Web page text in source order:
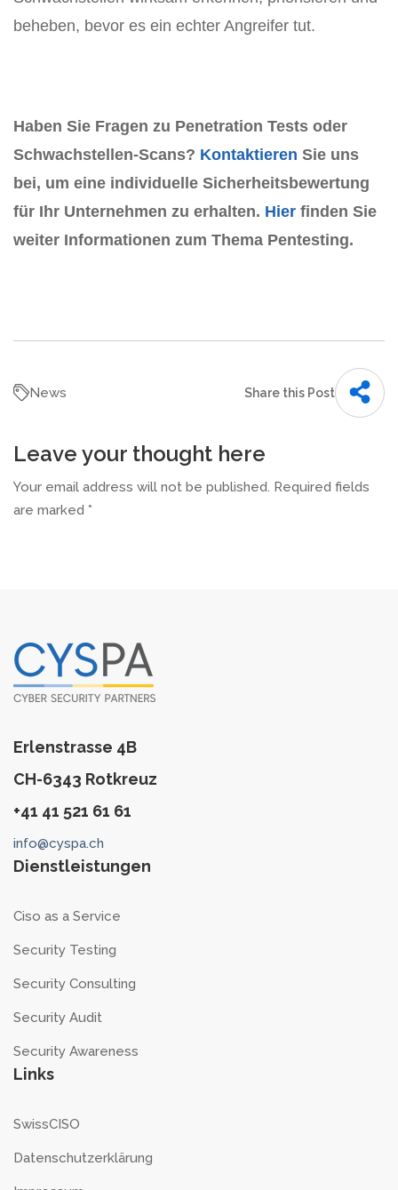
beheben, bevor es ein echter Angreifer tut.
Haben Sie Fragen zu Penetration Tests oder
Schwachstellen-Scans? Kontaktieren Sie uns
bei, um eine individuelle Sicherheitsbewertung
für Ihr Unternehmen zu erhalten. Hier finden Sie
weiter Informationen zum Thema Pentesting.
News Share this Post
Leave your thought here
Your email address will not be published. Required fields
are marked *
Erlenstrasse 4B
CH-6343 Rotkreuz
+41 41 521 61 61
info@cyspa.ch
Dienstleistungen
Ciso as a Service
Security Testing
Security Consulting
Security Audit
Security Awareness
Links
SwissCISO
Datenschutzerklärung